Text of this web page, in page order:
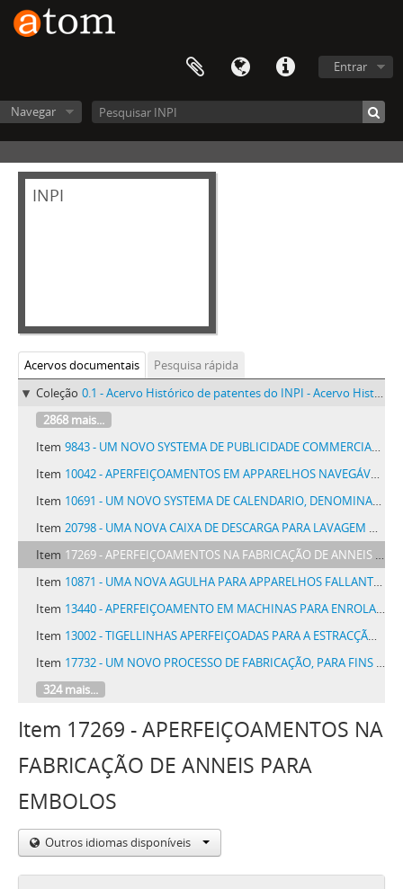
Entrar
Navegar
INPI
Acervos documentais
Pesquisa rápida
Coleção 0.1 - Acervo Histórico de patentes do INPI - Acervo Histórico de patentes do INPI
2868 mais...
Item 9843 - UM NOVO SYSTEMA DE PUBLICIDADE COMMERCIAL E INDUSTRIAL, POR MEIO POSTAL, INTITULADO POSTAL-FITA
Item 10042 - APERFEIÇOAMENTOS EM APPARELHOS NAVEGÁVEIS PARA QUEBRAR OU CORTAR UMA ROCHA
Item 10691 - UM NOVO SYSTEMA DE CALENDARIO, DENOMINADO CALENDARIO GIRATORIO
Item 20798 - UMA NOVA CAIXA DE DESCARGA PARA LAVAGEM DE LATRINAS
Item 17269 - APERFEIÇOAMENTOS NA FABRICAÇÃO DE ANNEIS PARA EMBOLOS
Item 10871 - UMA NOVA AGULHA PARA APPARELHOS FALLANTES TENDO DUAS PONTAS UTEIS
Item 13440 - APERFEIÇOAMENTO EM MACHINAS PARA ENROLAR E MEDIR SIMULTANEAMENTE TECIDOS EM GERAL
Item 13002 - TIGELLINHAS APERFEIÇOADAS PARA A ESTRACÇÃO DA BORRACHA
Item 17732 - UM NOVO PROCESSO DE FABRICAÇÃO, PARA FINS INDUSTRIAES DE TIJOLOS COMBUSTIVEIS DE CARVÃO DE MADEIRA OU DE OUTRO QUALQUER COMBUSTIVEL
324 mais...
Item 17269 - APERFEIÇOAMENTOS NA
FABRICAÇÃO DE ANNEIS PARA
EMBOLOS
Outros idiomas disponíveis